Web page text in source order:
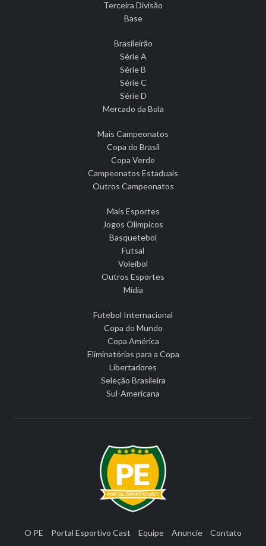
Terceira Divisão
Base
Brasileirão
Série A
Série B
Série C
Série D
Mercado da Bola
Mais Campeonatos
Copa do Brasil
Copa Verde
Campeonatos Estaduais
Outros Campeonatos
Mais Esportes
Jogos Olímpicos
Basquetebol
Futsal
Voleibol
Outros Esportes
Mídia
Futebol Internacional
Copa do Mundo
Copa América
Eliminatórias para a Copa
Libertadores
Seleção Brasileira
Sul-Americana
O PE Portal Esportivo Cast Equipe Anuncie Contato